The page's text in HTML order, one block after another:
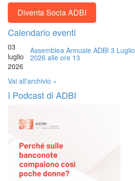
Diventa Socia ADBI
Calendario eventi
03
luglio
2026
Assemblea Annuale ADBI 3 Luglio
2026 alle ore 13
Vai all'archivio »
I Podcast di ADBI